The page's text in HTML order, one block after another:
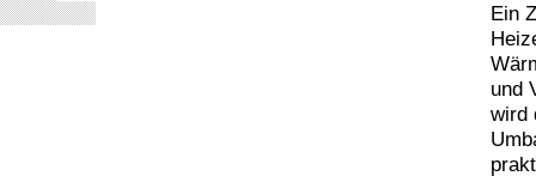
Ein
und
wird